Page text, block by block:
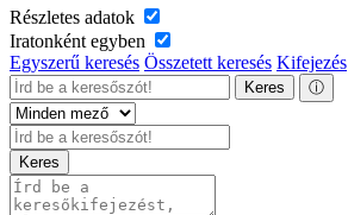
Részletes adatok
Iratonként egyben
Egyszerű keresés Összetett keresés Kifejezés
Keres ⓘ
Keres